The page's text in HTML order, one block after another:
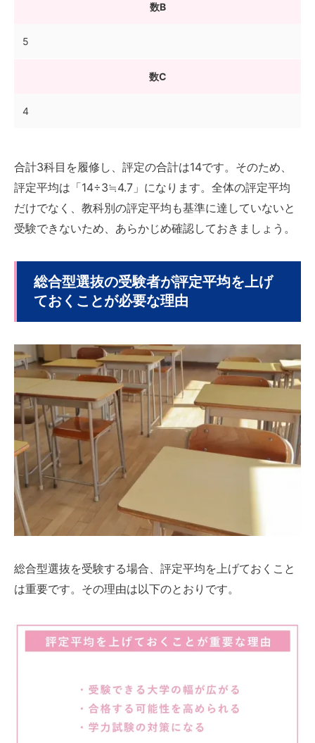
数B
5
数C
4
合計3科目を履修し、評定の合計は14です。そのため、
評定平均は「14÷3≒4.7」になります。全体の評定平均
だけでなく、教科別の評定平均も基準に達していないと
受験できないため、あらかじめ確認しておきましょう。
総合型選抜の受験者が評定平均を上げ
ておくことが必要な理由
総合型選抜を受験する場合、評定平均を上げておくこと
は重要です。その理由は以下のとおりです。